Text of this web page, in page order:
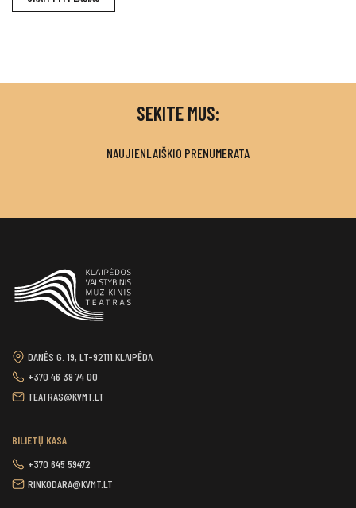
SEKITE MUS:
NAUJIENLAIŠKIO PRENUMERATA
DANĖS G. 19, LT-92111 KLAIPĖDA
+370 46 39 74 00
TEATRAS@KVMT.LT
BILIETŲ KASA
+370 645 59472
RINKODARA@KVMT.LT